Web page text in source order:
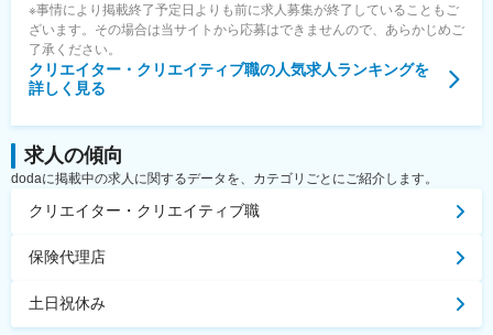
※事情により掲載終了予定日よりも前に求人募集が終了していることもご
ざいます。その場合は当サイトから応募はできませんので、あらかじめご
了承ください。
クリエイター・クリエイティブ職の人気求人ランキングを
詳しく見る
求人の傾向
dodaに掲載中の求人に関するデータを、カテゴリごとにご紹介します。
クリエイター・クリエイティブ職
保険代理店
土日祝休み